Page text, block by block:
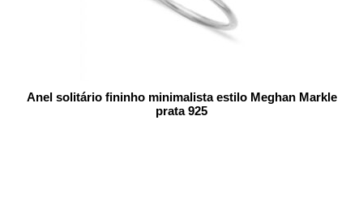
Anel solitário fininho minimalista estilo Meghan Markle
prata 925